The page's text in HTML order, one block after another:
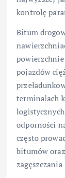
kontrolę
Bitum
pojazdów
terminalach
odporności
często
bitumów